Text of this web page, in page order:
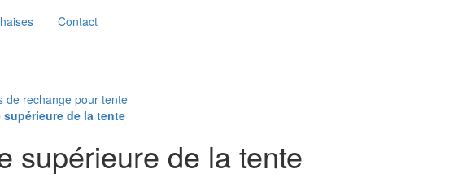
Contact
de rechange pour tente
supérieure de la tente
supérieure de la tente